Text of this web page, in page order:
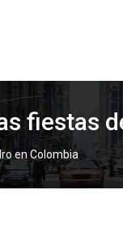
fiestas
en Colombia